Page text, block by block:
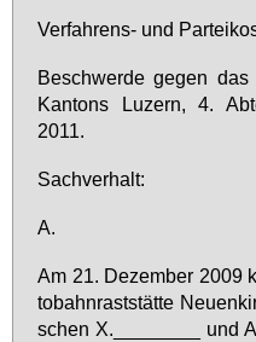
Ver­fah­rens- und
Be­schwer­de ge­gen
Kan­tons Lu­zern, 4.
2011.
Sach­ver­halt:
A.
Am 21. De­zem­ber 2009
to­bahn­rast­stät­te
schen X.________ und